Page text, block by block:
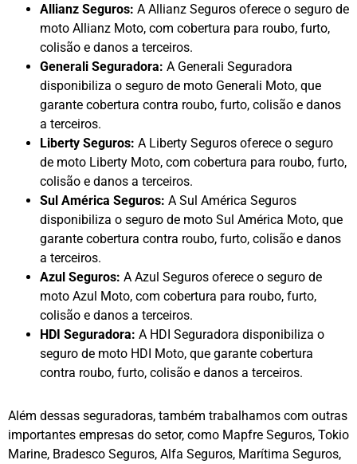
Allianz Seguros: A Allianz Seguros oferece o seguro de
moto Allianz Moto, com cobertura para roubo, furto,
colisão e danos a terceiros.
Generali Seguradora: A Generali Seguradora
disponibiliza o seguro de moto Generali Moto, que
garante cobertura contra roubo, furto, colisão e danos
a terceiros.
Liberty Seguros: A Liberty Seguros oferece o seguro
de moto Liberty Moto, com cobertura para roubo, furto,
colisão e danos a terceiros.
Sul América Seguros: A Sul América Seguros
disponibiliza o seguro de moto Sul América Moto, que
garante cobertura contra roubo, furto, colisão e danos
a terceiros.
Azul Seguros: A Azul Seguros oferece o seguro de
moto Azul Moto, com cobertura para roubo, furto,
colisão e danos a terceiros.
HDI Seguradora: A HDI Seguradora disponibiliza o
seguro de moto HDI Moto, que garante cobertura
contra roubo, furto, colisão e danos a terceiros.
Além dessas seguradoras, também trabalhamos com outras
importantes empresas do setor, como Mapfre Seguros, Tokio
Marine, Bradesco Seguros, Alfa Seguros, Marítima Seguros,